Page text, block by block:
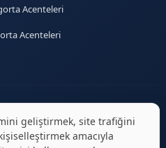
Acenteleri
Acenteleri
| Tüm hakları saklıdır.
geliştirmek, site trafiğini
amacıyla